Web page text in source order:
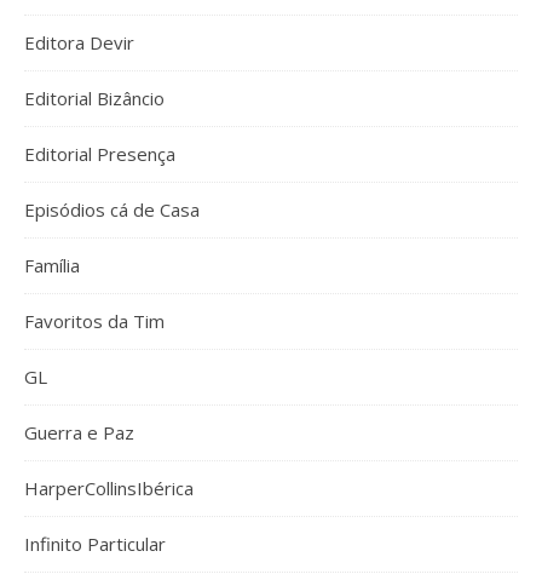
Editora Devir
Editorial Bizâncio
Editorial Presença
Episódios cá de Casa
Família
Favoritos da Tim
GL
Guerra e Paz
HarperCollinsIbérica
Infinito Particular